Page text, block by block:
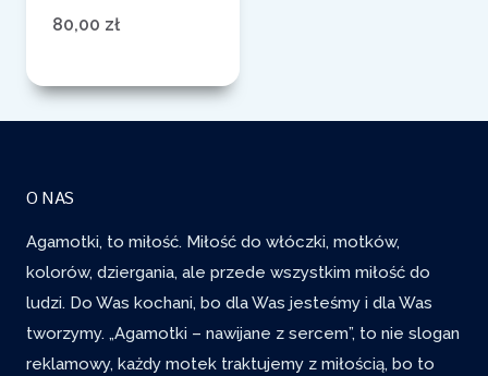
80,00 zł
O NAS
Agamotki, to miłość. Miłość do włóczki, motków,
kolorów, dziergania, ale przede wszystkim miłość do
ludzi. Do Was kochani, bo dla Was jesteśmy i dla Was
tworzymy. „Agamotki – nawijane z sercem”, to nie slogan
reklamowy, każdy motek traktujemy z miłością, bo to